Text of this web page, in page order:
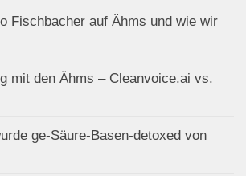
Fischbacher auf Ähms und wie wir
mit den Ähms – Cleanvoice.ai vs.
ge-Säure-Basen-detoxed von